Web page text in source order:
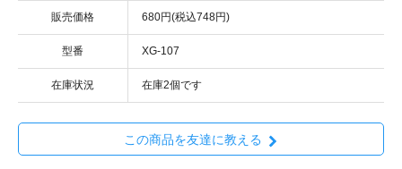
販売価格 680円(税込748円)
型番 XG-107
在庫状況 在庫2個です
この商品を友達に教える